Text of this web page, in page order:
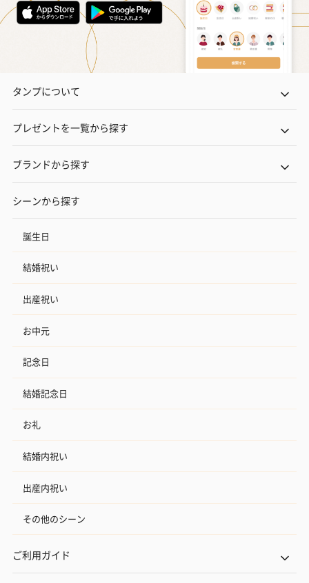
タンプについて
プレゼントを一覧から探す
ブランドから探す
シーンから探す
誕生日
結婚祝い
出産祝い
お中元
記念日
結婚記念日
お礼
結婚内祝い
出産内祝い
その他のシーン
ご利用ガイド